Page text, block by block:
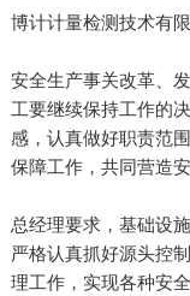
博计计量检测技术有
安全生产事关改革、
工要继续保持工作的
感，认真做好职责范
保障工作，共同营造
总经理要求，基础设
严格认真抓好源头控
理工作，实现各种安